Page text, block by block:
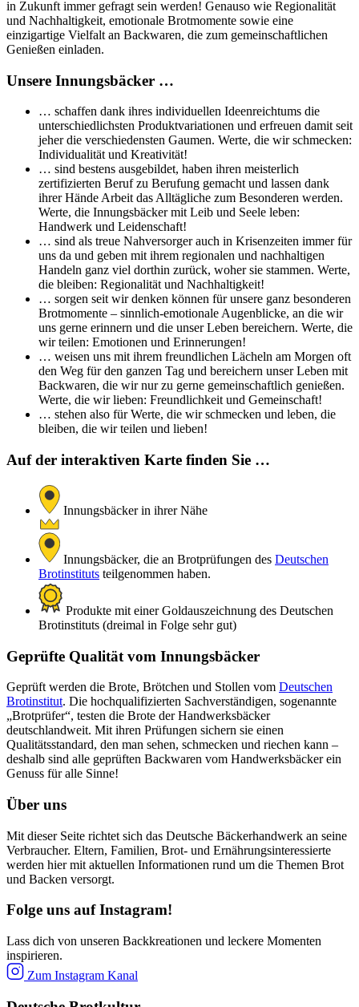
in Zukunft immer gefragt sein werden! Genauso wie Regionalität
und Nachhaltigkeit, emotionale Brotmomente sowie eine
einzigartige Vielfalt an Backwaren, die zum gemeinschaftlichen
Genießen einladen.
Unsere Innungsbäcker …
… schaffen dank ihres individuellen Ideenreichtums die
unterschiedlichsten Produktvariationen und erfreuen damit seit
jeher die verschiedensten Gaumen. Werte, die wir schmecken:
Individualität und Kreativität!
… sind bestens ausgebildet, haben ihren meisterlich
zertifizierten Beruf zu Berufung gemacht und lassen dank
ihrer Hände Arbeit das Alltägliche zum Besonderen werden.
Werte, die Innungsbäcker mit Leib und Seele leben:
Handwerk und Leidenschaft!
… sind als treue Nahversorger auch in Krisenzeiten immer für
uns da und geben mit ihrem regionalen und nachhaltigen
Handeln ganz viel dorthin zurück, woher sie stammen. Werte,
die bleiben: Regionalität und Nachhaltigkeit!
… sorgen seit wir denken können für unsere ganz besonderen
Brotmomente – sinnlich-emotionale Augenblicke, an die wir
uns gerne erinnern und die unser Leben bereichern. Werte, die
wir teilen: Emotionen und Erinnerungen!
… weisen uns mit ihrem freundlichen Lächeln am Morgen oft
den Weg für den ganzen Tag und bereichern unser Leben mit
Backwaren, die wir nur zu gerne gemeinschaftlich genießen.
Werte, die wir lieben: Freundlichkeit und Gemeinschaft!
… stehen also für Werte, die wir schmecken und leben, die
bleiben, die wir teilen und lieben!
Auf der interaktiven Karte finden Sie …
Innungsbäcker in ihrer Nähe
Innungsbäcker, die an Brotprüfungen des Deutschen
Brotinstituts teilgenommen haben.
Produkte mit einer Goldauszeichnung des Deutschen
Brotinstituts (dreimal in Folge sehr gut)
Geprüfte Qualität vom Innungsbäcker
Geprüft werden die Brote, Brötchen und Stollen vom Deutschen
Brotinstitut. Die hochqualifizierten Sachverständigen, sogenannte
„Brotprüfer“, testen die Brote der Handwerksbäcker
deutschlandweit. Mit ihren Prüfungen sichern sie einen
Qualitätsstandard, den man sehen, schmecken und riechen kann –
deshalb sind alle geprüften Backwaren vom Handwerksbäcker ein
Genuss für alle Sinne!
Über uns
Mit dieser Seite richtet sich das Deutsche Bäckerhandwerk an seine
Verbraucher. Eltern, Familien, Brot- und Ernährungsinteressierte
werden hier mit aktuellen Informationen rund um die Themen Brot
und Backen versorgt.
Folge uns auf Instagram!
Lass dich von unseren Backkreationen und leckere Momenten
inspirieren.
Zum Instagram Kanal